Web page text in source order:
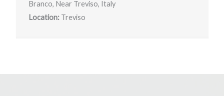
Branco, Near Treviso, Italy
Location:Treviso